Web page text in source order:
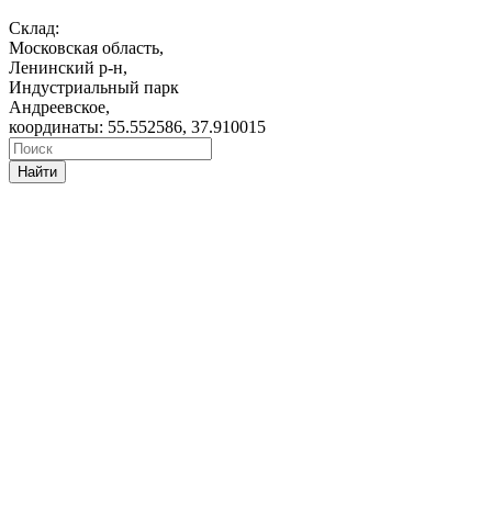
Склад:
Московская область,
Ленинский р-н,
Индустриальный парк
Андреевское,
координаты: 55.552586, 37.910015
Найти